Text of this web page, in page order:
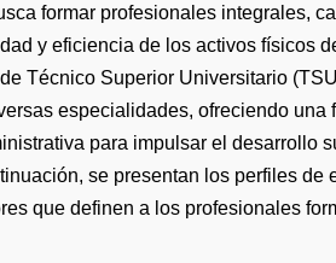
formar profesionales integrales,
y eficiencia de los activos físicos
Técnico Superior Universitario
especialidades, ofreciendo una
para impulsar el desarrollo
se presentan los perfiles de
que definen a los profesionales